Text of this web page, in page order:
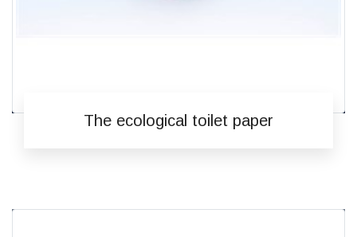
The ecological toilet paper